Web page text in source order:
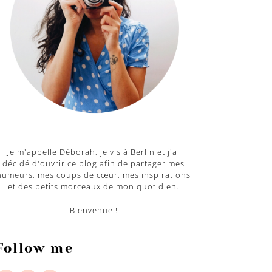
Je m'appelle Déborah, je vis à Berlin et j'ai
décidé d'ouvrir ce blog afin de partager mes
mes coups de cœur, mes inspirations
et des petits morceaux de mon quotidien.
Bienvenue !
me